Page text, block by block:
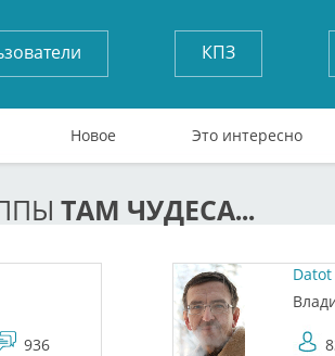
КПЗ
Новое Это интересно
ТАМ ЧУДЕСА...
936
Datot